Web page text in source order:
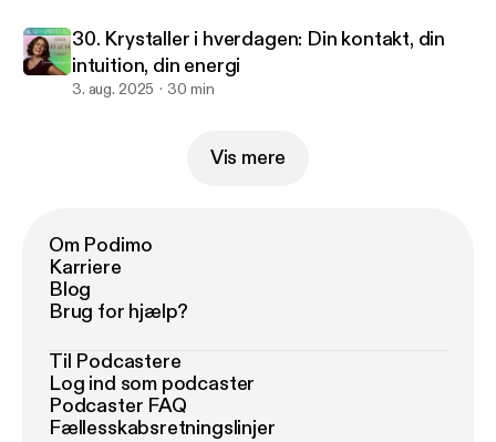
30. Krystaller i hverdagen: Din kontakt, din
intuition, din energi
3. aug. 2025 30 min
Vis mere
Om Podimo
Karriere
Blog
Brug for hjælp?
Til Podcastere
Log ind som podcaster
Podcaster FAQ
Fællesskabsretningslinjer